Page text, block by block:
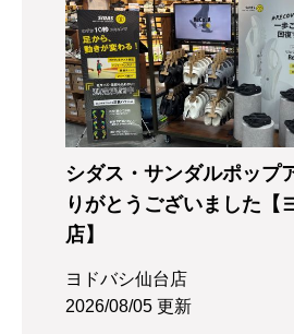
シダス・サンダルポップ
りがとうございました【
店】
ヨドバシ仙台店
2026/08/05 更新